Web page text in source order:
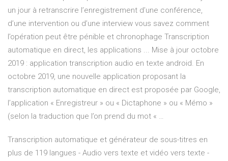
un jour à retranscrire l’enregistrement d’une conférence,
d’une intervention ou d’une interview vous savez comment
l’opération peut être pénible et chronophage Transcription
automatique en direct, les applications ... Mise à jour octobre
2019 : application transcription audio en texte android. En
octobre 2019, une nouvelle application proposant la
transcription automatique en direct est proposée par Google,
l’application « Enregistreur » ou « Dictaphone » ou « Mémo »
(selon la traduction que l’on prend du mot « …
Transcription automatique et générateur de sous-titres en
plus de 119 langues - Audio vers texte et vidéo vers texte -